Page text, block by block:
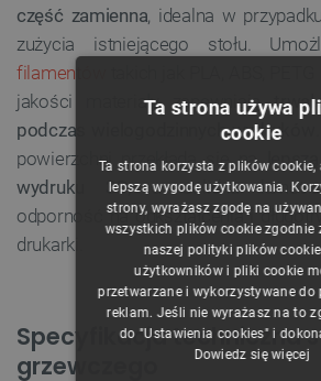
część zamienna, idealna w
zużycia istniejącego stołu.
filamentów
takich jak PLA, ABS,
jakości materiały zapewniają
podczas wielogodzinnych wydruków
powierzchni przekłada się na
wydruku 3D, a solidna
odporność na odkształcenia i
drukarki.
Specyfikacja techniczna
grzewczego
Ta strona używa
cookie
Ta strona korzysta z plików cookie,
lepszą wygodę użytkowania.
strony, wyrażasz zgodę na
wszystkich plików cookie zgodnie
naszej polityki plików
użytkowników i pliki cookie
przetwarzane i wykorzystywane do
reklam. Jeśli nie wyrażasz na to
do "Ustawienia cookies" i
Dowiedz się więcej